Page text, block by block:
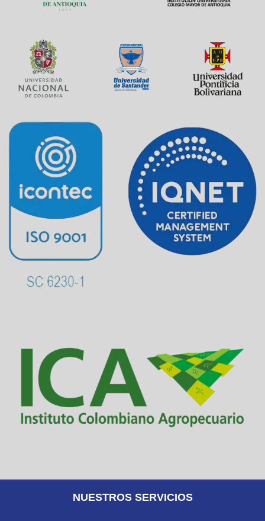
NUESTROS SERVICIOS